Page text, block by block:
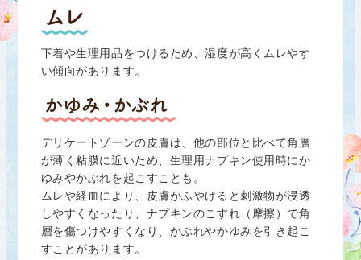
下着や生理用品をつけるため、湿度が高くムレやす
い傾向があります。
デリケートゾーンの皮膚は、他の部位と比べて角層
が薄く粘膜に近いため、生理用ナプキン使用時にか
ゆみやかぶれを起こすことも。
ムレや経血により、皮膚がふやけると刺激物が浸透
しやすくなったり、ナプキンのこすれ（摩擦）で角
層を傷つけやすくなり、かぶれやかゆみを引き起こ
すことがあります。